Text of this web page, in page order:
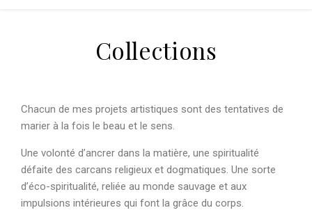
Collections
Chacun de mes projets artistiques sont des tentatives de
marier à la fois le beau et le sens.
Une volonté d’ancrer dans la matière, une spiritualité
défaite des carcans religieux et dogmatiques. Une sorte
d’éco-spiritualité, reliée au monde sauvage et aux
impulsions intérieures qui font la grâce du corps.